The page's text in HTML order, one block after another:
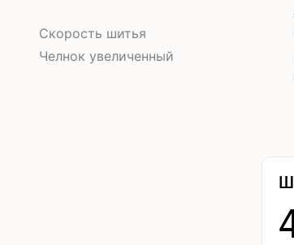
Скорость шитья
Челнок увеличенный